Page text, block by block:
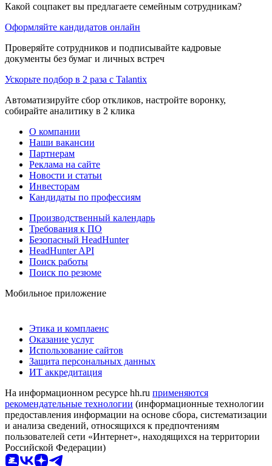
Какой соцпакет вы предлагаете семейным сотрудникам?
Оформляйте кандидатов онлайн
Проверяйте сотрудников и подписывайте кадровые
документы без бумаг и личных встреч
Ускорьте подбор в 2 раза с Talantix
Автоматизируйте сбор откликов, настройте воронку,
собирайте аналитику в 2 клика
О компании
Наши вакансии
Партнерам
Реклама на сайте
Новости и статьи
Инвесторам
Кандидаты по профессиям
Производственный календарь
Требования к ПО
Безопасный HeadHunter
HeadHunter API
Поиск работы
Поиск по резюме
Мобильное приложение
Этика и комплаенс
Оказание услуг
Использование сайтов
Защита персональных данных
ИТ аккредитация
На информационном ресурсе hh.ru применяются
рекомендательные технологии (информационные технологии
предоставления информации на основе сбора, систематизации
и анализа сведений, относящихся к предпочтениям
пользователей сети «Интернет», находящихся на территории
Российской Федерации)